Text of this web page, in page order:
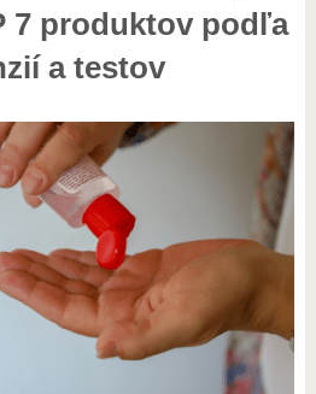
7 produktov podľa
a testov